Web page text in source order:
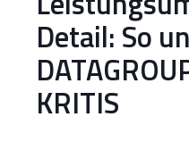
Detail: So
KRITIS